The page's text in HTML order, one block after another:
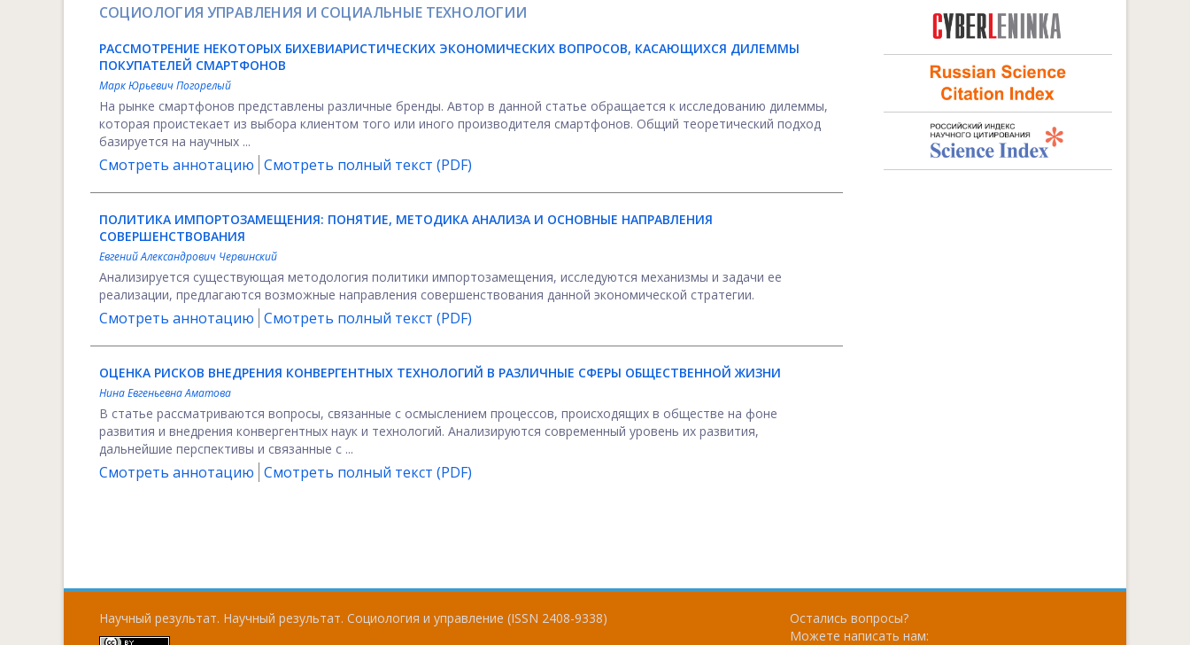
СОЦИОЛОГИЯ УПРАВЛЕНИЯ И СОЦИАЛЬНЫЕ ТЕХНОЛОГИИ
РАССМОТРЕНИЕ НЕКОТОРЫХ БИХЕВИАРИСТИЧЕСКИХ ЭКОНОМИЧЕСКИХ ВОПРОСОВ, КАСАЮЩИХСЯ ДИЛЕММЫ
ПОКУПАТЕЛЕЙ СМАРТФОНОВ
Марк Юрьевич Погорелый
На рынке смартфонов представлены различные бренды. Автор в данной статье обращается к исследованию дилеммы,
которая проистекает из выбора клиентом того или иного производителя смартфонов. Общий теоретический подход
базируется на научных ...
Смотреть аннотацию Смотреть полный текст (PDF)
ПОЛИТИКА ИМПОРТОЗАМЕЩЕНИЯ: ПОНЯТИЕ, МЕТОДИКА АНАЛИЗА И ОСНОВНЫЕ НАПРАВЛЕНИЯ
СОВЕРШЕНСТВОВАНИЯ
Евгений Александрович Червинский
Анализируется существующая методология политики импортозамещения, исследуются механизмы и задачи ее
реализации, предлагаются возможные направления совершенствования данной экономической стратегии.
Смотреть аннотацию Смотреть полный текст (PDF)
ОЦЕНКА РИСКОВ ВНЕДРЕНИЯ КОНВЕРГЕНТНЫХ ТЕХНОЛОГИЙ В РАЗЛИЧНЫЕ СФЕРЫ ОБЩЕСТВЕННОЙ ЖИЗНИ
Нина Евгеньевна Аматова
В статье рассматриваются вопросы, связанные с осмыслением процессов, происходящих в обществе на фоне
развития и внедрения конвергентных наук и технологий. Анализируются современный уровень их развития,
дальнейшие перспективы и связанные с ...
Смотреть аннотацию Смотреть полный текст (PDF)
Научный результат. Научный результат. Социология и управление (ISSN 2408-9338)
Остались вопросы?
Можете написать нам: